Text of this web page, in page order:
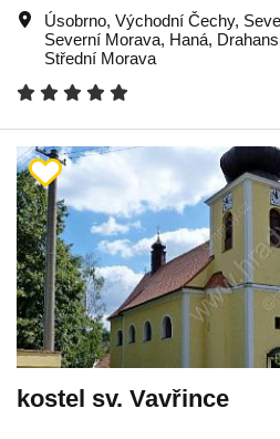
Úsobrno, Východní Čechy,
Severní Morava, Haná,
Střední Morava
kostel sv. Vavřince